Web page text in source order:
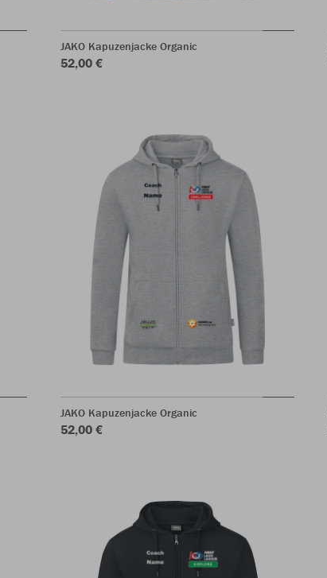
JAKO Kapuzenjacke Organic
52,00 €
JAKO Kapuzenjacke Organic
52,00 €